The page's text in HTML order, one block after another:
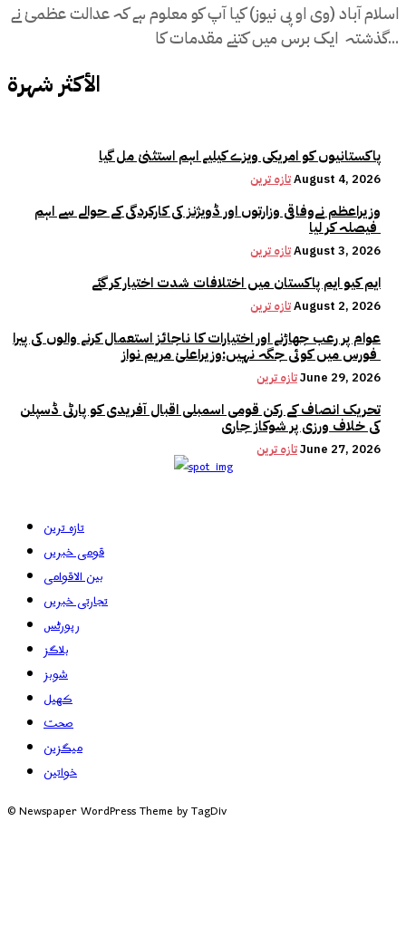
اسلام آباد (وی او پی نیوز) کیا آپ کو معلوم ہے کہ عدالت عظمیٰ نے
گذشتہ ایک برس میں کتنے مقدمات کا...
الأكثر شهرة
پاکستانیوں کو امریکی ویزے کیلیے اہم استثنیٰ مل گیا
تازہ ترینAugust 4, 2026
وزیراعظم نےوفاقی وزارتوں اور ڈویژنز کی کارکردگی کے حوالے سے اہم
تازہ ترینAugust 3, 2026
ایم کیو ایم پاکستان میں اختلافات شدت اختیار کر گئے
تازہ ترینAugust 2, 2026
عوام پر رعب جھاڑنے اور اختیارات کا ناجائز استعمال کرنے والوں کی پیرا
تازہ ترینJune 29, 2026
تحریک انصاف کے رکن قومی اسمبلی اقبال آفریدی کو پارٹی ڈسپلن
کی خلاف ورزی پر شوکاز جاری
تازہ ترینJune 27, 2026
تازہ ترین
قومی خبریں
بین الاقوامی
تجارتی خبریں
رپورٹس
بلاگز
شوبز
کھیل
صحت
میگزین
خواتین
© Newspaper WordPress Theme by TagDiv